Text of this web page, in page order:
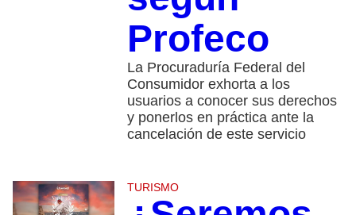
Profeco
La Procuraduría Federal del
Consumidor exhorta a los
usuarios a conocer sus derechos
y ponerlos en práctica ante la
cancelación de este servicio
TURISMO